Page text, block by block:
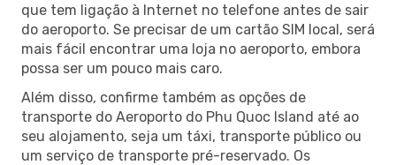
que tem ligação à Internet no telefone antes de sair
do aeroporto. Se precisar de um cartão SIM local, será
mais fácil encontrar uma loja no aeroporto, embora
possa ser um pouco mais caro.
Além disso, confirme também as opções de
transporte do Aeroporto do Phu Quoc Island até ao
seu alojamento, seja um táxi, transporte público ou
um serviço de transporte pré-reservado. Os